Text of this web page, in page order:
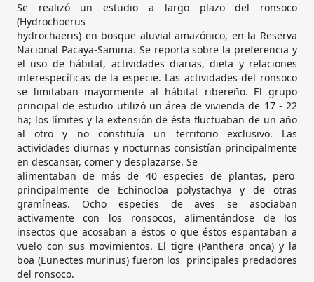
Se realizó un estudio a largo plazo del ronsoco
(Hydrochoerus
hydrochaeris) en bosque aluvial amazónico, en la Reserva
Nacional Pacaya-Samiria. Se reporta sobre la preferencia y
el uso de hábitat, actividades diarias, dieta y relaciones
interespecíficas de la especie. Las actividades del ronsoco
se limitaban mayormente al hábitat ribereño. El grupo
principal de estudio utilizó un área de vivienda de 17 - 22
ha; los límites y la extensión de ésta fluctuaban de un año
al otro y no constituía un territorio exclusivo. Las
actividades diurnas y nocturnas consistían principalmente
en descansar, comer y desplazarse. Se
alimentaban de más de 40 especies de plantas, pero
principalmente de Echinocloa polystachya y de otras
gramíneas. Ocho especies de aves se asociaban
activamente con los ronsocos, alimentándose de los
insectos que acosaban a éstos o que éstos espantaban a
vuelo con sus movimientos. El tigre (Panthera onca) y la
boa (Eunectes murinus) fueron los principales predadores
del ronsoco.